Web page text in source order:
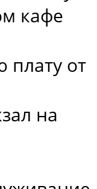
кафе
плату от
на